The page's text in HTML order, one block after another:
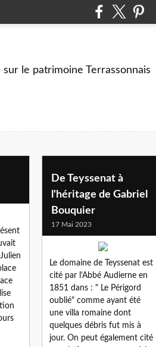
le patrimoine Terrassonnais
De Teyssenat à
l'héritage de Gabriel
Bouquier
17 Mai 2023
Le domaine de Teyssenat est
cité par l'Abbé Audierne en
1851 dans : " Le Périgord
oublié" comme ayant été
une villa romaine dont
quelques débris fut mis à
jour. On peut également cité